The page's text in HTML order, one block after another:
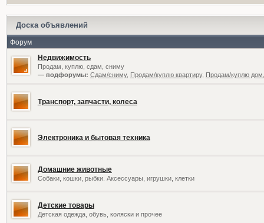
Доска объявлений
Форум
Недвижимость
Продам, куплю, сдам, сниму
— подфорумы: Сдам/сниму, Продам/куплю квартиру, Продам/куплю
Транспорт, запчасти, колеса
Электроника и бытовая техника
Домашние животные
Собаки, кошки, рыбки. Аксессуары, игрушки, клетки
Детские товары
Детская одежда, обувь, коляски и прочее